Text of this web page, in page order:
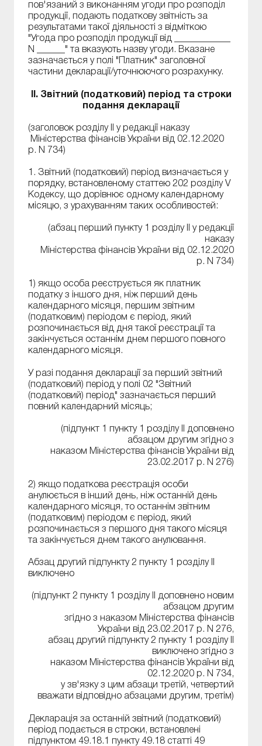
пов'язаний з виконанням угоди про розподіл
продукції, подають податкову звітність за
результатами такої діяльності з відміткою
"Угода про розподіл продукції від ____________
N ______" та вказують назву угоди. Вказане
зазначається у полі "Платник" заголовної
частини декларації/уточнюючого розрахунку.
II. Звітний (податковий) період та строки
подання декларації
(заголовок розділу ІІ у редакції наказу
Міністерства фінансів України від 02.12.2020
р. N 734)
1. Звітний (податковий) період визначається у
порядку, встановленому статтею 202 розділу V
Кодексу, що дорівнює одному календарному
місяцю, з урахуванням таких особливостей:
(абзац перший пункту 1 розділу ІІ у редакції
наказу
Міністерства фінансів України від 02.12.2020
р. N 734)
1) якщо особа реєструється як платник
податку з іншого дня, ніж перший день
календарного місяця, першим звітним
(податковим) періодом є період, який
розпочинається від дня такої реєстрації та
закінчується останнім днем першого повного
календарного місяця.
У разі подання декларації за перший звітний
(податковий) період у полі 02 "Звітний
(податковий) період" зазначається перший
повний календарний місяць;
(підпункт 1 пункту 1 розділу ІІ доповнено
абзацом другим згідно з
наказом Міністерства фінансів України від
23.02.2017 р. N 276)
2) якщо податкова реєстрація особи
анулюється в інший день, ніж останній день
календарного місяця, то останнім звітним
(податковим) періодом є період, який
розпочинається з першого дня такого місяця
та закінчується днем такого анулювання.
Абзац другий підпункту 2 пункту 1 розділу ІІ
виключено
(підпункт 2 пункту 1 розділу ІІ доповнено новим
абзацом другим
згідно з наказом Міністерства фінансів
України від 23.02.2017 р. N 276,
абзац другий підпункту 2 пункту 1 розділу ІІ
виключено згідно з
наказом Міністерства фінансів України від
02.12.2020 р. N 734,
у зв'язку з цим абзаци третій, четвертий
вважати відповідно абзацами другим, третім)
Декларація за останній звітний (податковий)
період подається в строки, встановлені
підпунктом 49.18.1 пункту 49.18 статті 49